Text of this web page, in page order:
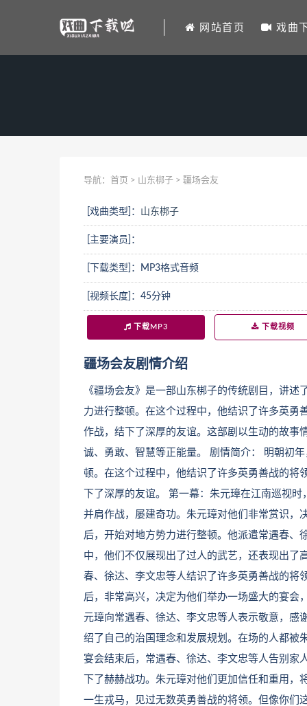
网站首页 戏曲
导航： 首页 > 山东梆子 > 疆场会友
[戏曲类型]： 山东梆子
[主要演员]：
[下载类型]：MP3格式音频
[视频长度]：45分钟
下载MP3 下载视频
疆场会友剧情介绍
《疆场会友》是一部山东梆子的传统剧目，讲
力进行整顿。在这个过程中，他结识了许多英勇
作战，结下了深厚的友谊。这部剧以生动的故事
诚、勇敢、智慧等正能量。 剧情简介： 明朝初
顿。在这个过程中，他结识了许多英勇善战的将
下了深厚的友谊。 第一幕：朱元璋在江南巡视
并肩作战，屡建奇功。朱元璋对他们非常赏识，
后，开始对地方势力进行整顿。他派遣常遇春、
中，他们不仅展现出了过人的武艺，还表现出了
春、徐达、李文忠等人结识了许多英勇善战的将
后，非常高兴，决定为他们举办一场盛大的宴会
元璋向常遇春、徐达、李文忠等人表示敬意，感
绍了自己的治国理念和发展规划。在场的人都被
宴会结束后，常遇春、徐达、李文忠等人告别家
下了赫赫战功。朱元璋对他们更加信任和重用
一生戎马，见过无数英勇善战的将领。但像你们